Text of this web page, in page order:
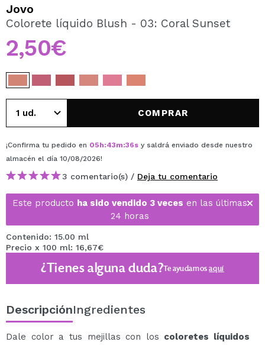
Al crear una cuenta en Maquillalia.com podrás realizar
tus compras rápidamente, revisar el estado de tus
pedidos y consultar tus operaciones anteriores.
Jovo
Colorete líquido Blush - 03: Coral Sunset
2,50€
COMPRAR
¡Confirma tu pedido en 05h:43m:36s y saldrá enviado desde nuestro
almacén el día 10/08/2026!
3 comentario(s) / Deja tu comentario
Este producto ha sido vendido 3 veces en las últimas
24 horas
Contenido: 15.00 ml
Precio x 100 ml: 16,67€
¿Tienes alguna duda?Te ayudamosaquí
DescripciónIngredientes
Dale color a tus mejillas con los coloretes líquidos